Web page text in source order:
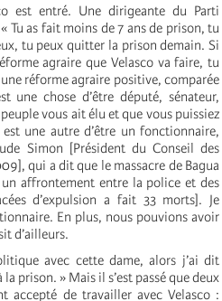
est entré. Une dirigeante du Parti
Tu as fait moins de 7 ans de prison, tu
tu peux quitter la prison demain. Si
agraire que Velasco va faire, tu
réforme agraire positive, comparée
une chose d’être député, sénateur,
vous ait élu et que vous puissiez
une autre d’être un fonctionnaire,
Simon [Président du Conseil des
qui a dit que le massacre de Bagua
affrontement entre la police et des
d’expulsion a fait 33 morts]. Je
En plus, nous pouvions avoir
d’ailleurs.
avec cette dame, alors j’ai dit
prison. » Mais il s’est passé que deux
accepté de travailler avec Velasco :